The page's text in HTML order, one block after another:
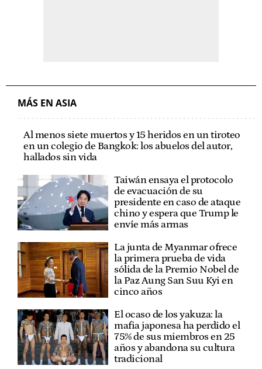
MÁS EN ASIA
Al menos siete muertos y 15 heridos en un tiroteo
en un colegio de Bangkok: los abuelos del autor,
hallados sin vida
Taiwán ensaya el protocolo
de evacuación de su
presidente en caso de ataque
chino y espera que Trump le
envíe más armas
La junta de Myanmar ofrece
la primera prueba de vida
sólida de la Premio Nobel de
la Paz Aung San Suu Kyi en
cinco años
El ocaso de los yakuza: la
mafia japonesa ha perdido el
75% de sus miembros en 25
años y abandona su cultura
tradicional